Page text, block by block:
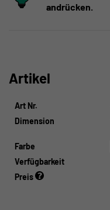
andrücken.
Artikel
Art Nr.
Dimension
Farbe
Verfügbarkeit
Preis